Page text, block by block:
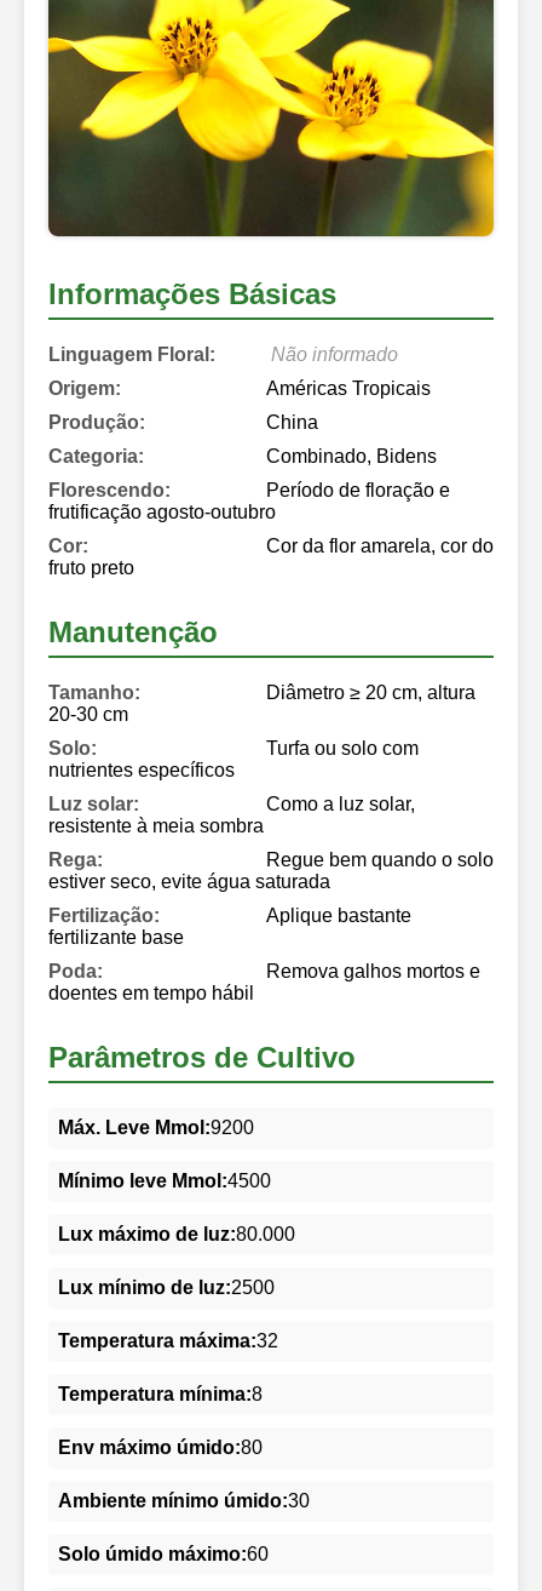
Informações Básicas
Linguagem Floral:
Não informado
Origem:
Américas Tropicais
Produção:
China
Categoria:
Combinado, Bidens
Florescendo:
Período de floração e
frutificação agosto-outubro
Cor:
Cor da flor amarela, cor do
fruto preto
Manutenção
Tamanho:
Diâmetro ≥ 20 cm, altura
20-30 cm
Solo:
Turfa ou solo com
nutrientes específicos
Luz solar:
Como a luz solar,
resistente à meia sombra
Rega:
Regue bem quando o solo
estiver seco, evite água saturada
Fertilização:
Aplique bastante
fertilizante base
Poda:
Remova galhos mortos e
doentes em tempo hábil
Parâmetros de Cultivo
Máx. Leve Mmol:9200
Mínimo leve Mmol:4500
Lux máximo de luz:80.000
Lux mínimo de luz:2500
Temperatura máxima:32
Temperatura mínima:8
Env máximo úmido:80
Ambiente mínimo úmido:30
Solo úmido máximo:60